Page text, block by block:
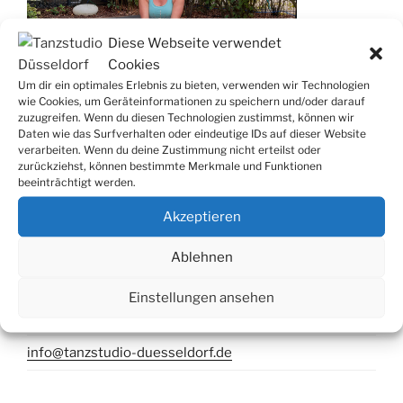
Diese Webseite verwendet
Cookies
Um dir ein optimales Erlebnis zu bieten, verwenden wir Technologien
wie Cookies, um Geräteinformationen zu speichern und/oder darauf
zuzugreifen. Wenn du diesen Technologien zustimmst, können wir
Daten wie das Surfverhalten oder eindeutige IDs auf dieser Website
verarbeiten. Wenn du deine Zustimmung nicht erteilst oder
zurückziehst, können bestimmte Merkmale und Funktionen
beeinträchtigt werden.
Akzeptieren
Ablehnen
Einstellungen ansehen
info@tanzstudio-duesseldorf.de